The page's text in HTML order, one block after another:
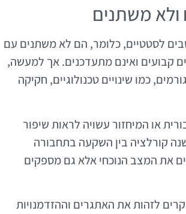
לסטטיים, כלומר, הם לא משתנים עם
קבועים ואינם מתעדכנים. אך למעשה,
כמו שינויים טכנולוגיים, חקיקה
או המיחזור עשויה לראות שיפור
קורלציה בין השקעה בתחבורה
את המצב הנוכחי אלא גם מספקים
לזהות את האתגרים וההזדמנויות